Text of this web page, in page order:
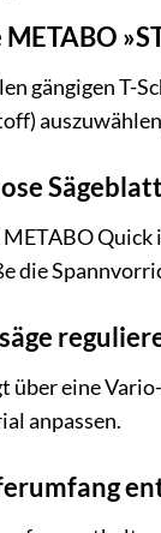
gängigen T-
die
über eine
anpassen.